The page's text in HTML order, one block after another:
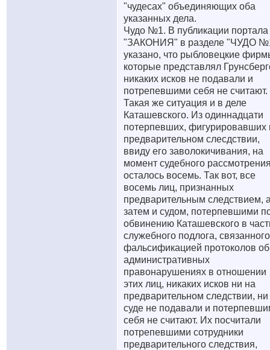
"чудесах" объединяющих оба
указанных дела.
Чудо №1. В публикации портала
"ЗАКОНИЯ" в разделе "ЧУДО
указано, что рыбловецкие
которые представлял
никаких исков не подавали и
потрепевшими себя не считают.
Такая же ситуация и в деле
Каташевского. Из одиннадцати
потерпевших, фигурировавших
предварительном слесдствии,
ввиду его заволокичивания, на
момент судебного
осталось восемь. Так вот, все
восемь лиц, признанных
предварительным следствием,
затем и судом, потерпевшими
обвинению Каташевского в
служебного подлога,
фальсификацией протоколов об
административных
правонарушениях в отношении
этих лиц, никаких исков ни на
предварительном следствии, ни
суде не подавали и
себя не считают. Их посчитали
потрепевшими сотрудники
предварительного следствия,